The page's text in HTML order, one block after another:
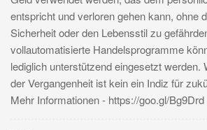
entspricht und verloren gehen kann, ohne
Sicherheit oder den Lebensstil zu
vollautomatisierte Handelsprogramme
lediglich unterstützend eingesetzt werden.
der Vergangenheit ist kein ein Indiz für
Mehr Informationen - https://goo.gl/Bg9Drd